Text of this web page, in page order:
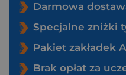
Darmowa
Specjalne zniżki
Pakiet zakładek
Brak opłat za